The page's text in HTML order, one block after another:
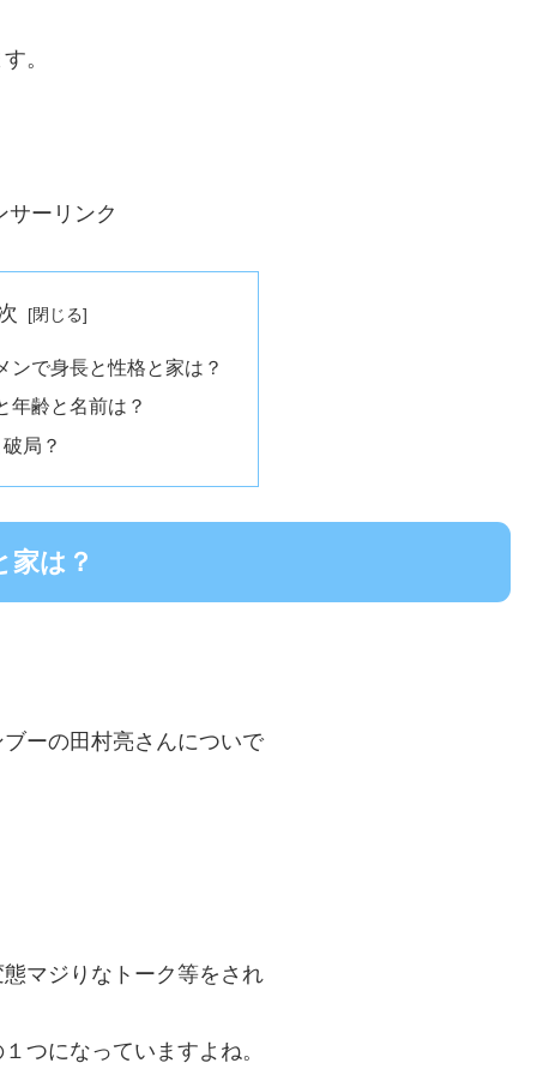
。
サーリンク
ンで身長と性格と家は？
年齢と名前は？
局？
家は？
ーの田村亮さんについで
マジりなトーク等をされ
つになっていますよね。